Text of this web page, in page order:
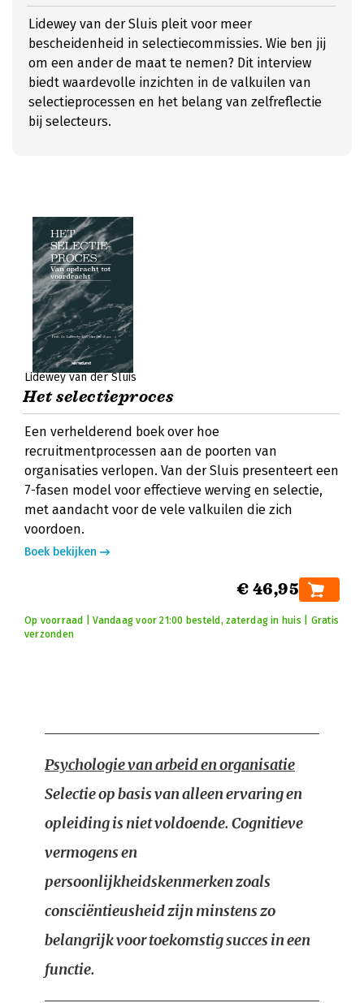
Lidewey van der Sluis pleit voor meer
bescheidenheid in selectiecommissies. Wie ben jij
om een ander de maat te nemen? Dit interview
biedt waardevolle inzichten in de valkuilen van
selectieprocessen en het belang van zelfreflectie
bij selecteurs.
Lidewey van der Sluis
Het selectieproces
Een verhelderend boek over hoe
recruitmentprocessen aan de poorten van
organisaties verlopen. Van der Sluis presenteert een
7-fasen model voor effectieve werving en selectie,
met aandacht voor de vele valkuilen die zich
voordoen.
Boek bekijken
€ 46,95
Op voorraad | Vandaag voor 21:00 besteld, zaterdag in huis | Gratis
verzonden
Psychologie van arbeid en organisatie
Selectie op basis van alleen ervaring en
opleiding is niet voldoende. Cognitieve
vermogens en
persoonlijkheidskenmerken zoals
consciëntieusheid zijn minstens zo
belangrijk voor toekomstig succes in een
functie.